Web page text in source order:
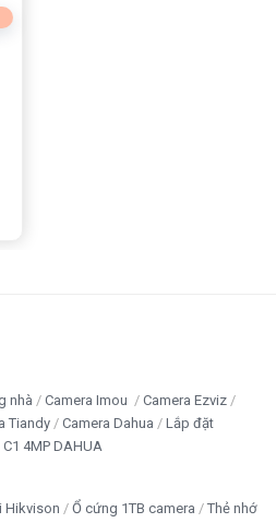
nhà Camera Imou
Camera Ezviz
Tiandy Camera Dahua
Lắp đặt
4MP DAHUA
Hikvison Ổ cứng 1TB camera
Thẻ nhớ